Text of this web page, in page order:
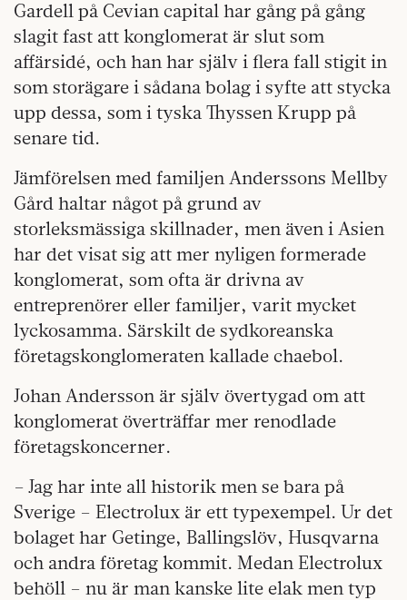
Gardell på Cevian capital har gång på gång
slagit fast att konglomerat är slut som
affärsidé, och han har själv i flera fall stigit in
som storägare i sådana bolag i syfte att stycka
upp dessa, som i tyska Thyssen Krupp på
senare tid.
Jämförelsen med familjen Anderssons Mellby
Gård haltar något på grund av
storleksmässiga skillnader, men även i Asien
har det visat sig att mer nyligen formerade
konglomerat, som ofta är drivna av
entreprenörer eller familjer, varit mycket
lyckosamma. Särskilt de sydkoreanska
företagskonglomeraten kallade chaebol.
Johan Andersson är själv övertygad om att
kon­glomerat överträffar mer renodlade
företagskoncerner.
– Jag har inte all historik men se bara på
Sverige – Electrolux är ett typexempel. Ur det
bolaget har Getinge, Ballingslöv, Husqvarna
och andra företag kommit. Medan Electrolux
behöll – nu är man kanske lite elak men typ